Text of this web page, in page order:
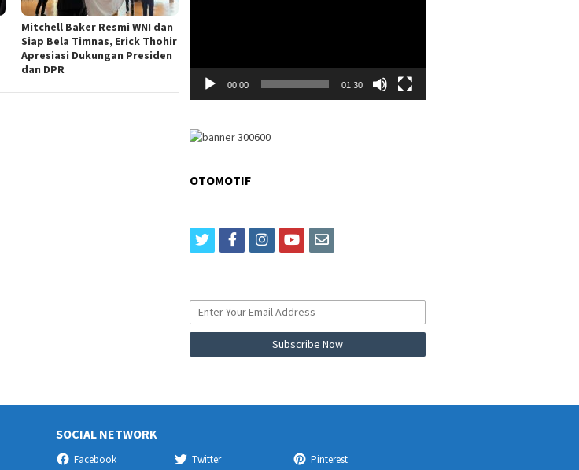
Mitchell Baker Resmi WNI dan
Siap Bela Timnas, Erick Thohir
Apresiasi Dukungan Presiden
dan DPR
00:00 01:30
OTOMOTIF
twitterfacebookinstagram
youtubeemail
SOCIAL NETWORK
Facebook Twitter Pinterest